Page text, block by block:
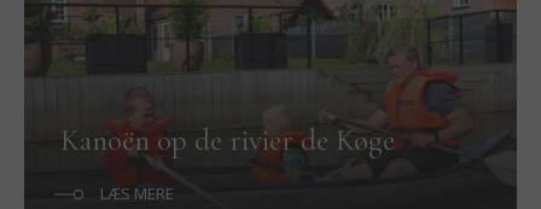
Kanoën op de rivier de Køge
LÆS MERE